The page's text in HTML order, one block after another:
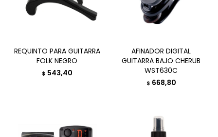
REQUINTO PARA GUITARRA
FOLK NEGRO
$ 543,40
AFINADOR DIGITAL
GUITARRA BAJO CHERUB
WST630C
$ 668,80